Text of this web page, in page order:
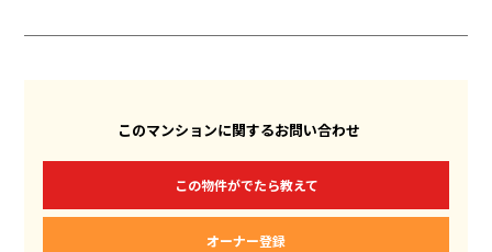
このマンションに関するお問い合わせ
この物件がでたら教えて
オーナー登録